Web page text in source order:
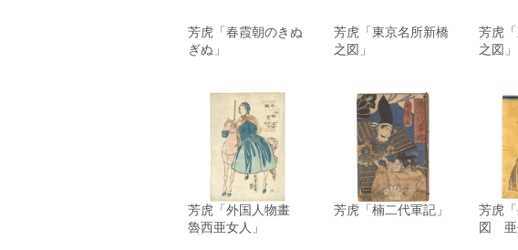
芳虎「春霞朝のきぬ
ぎぬ」
芳虎「東京名所新橋
之図」
芳虎
之図」
芳虎「外国人物畫
魯西亜女人」
芳虎「楠二代軍記」
芳虎
図 亜